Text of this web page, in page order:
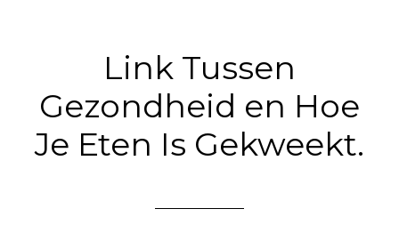
Link Tussen
Gezondheid en Hoe
Je Eten Is Gekweekt.